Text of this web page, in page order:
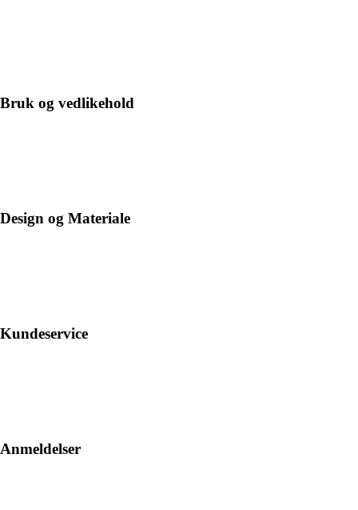
Bruk og vedlikehold
Design og Materiale
Kundeservice
Anmeldelser